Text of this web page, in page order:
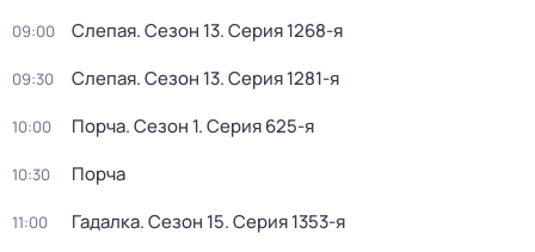
09:00 Слепая. Сезон 13. Серия 1268-я
09:30 Слепая. Сезон 13. Серия 1281-я
10:00 Порча. Сезон 1. Серия 625-я
10:30 Порча
11:00 Гадалка. Сезон 15. Серия 1353-я